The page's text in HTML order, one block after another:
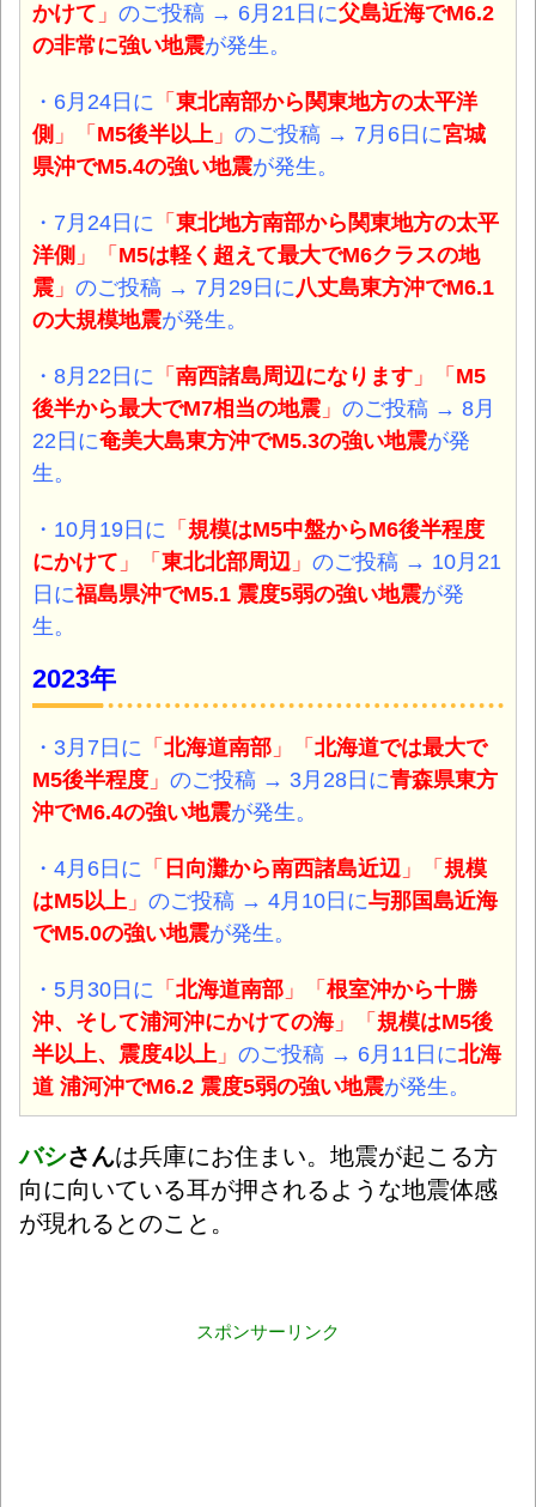
かけて 」 のご投稿 → 6月21日に父島近海でM6.2
の非常に強い地震が発生。
・6月24日に 「 東北南部から関東地方の太平洋
側 」「 M5後半以上 」 のご投稿 → 7月6日に宮城
県沖でM5.4の強い地震が発生。
・7月24日に 「 東北地方南部から関東地方の太平
洋側 」「 M5は軽く超えて最大でM6クラスの地
震 」 のご投稿 → 7月29日に八丈島東方沖でM6.1
の大規模地震が発生。
・8月22日に 「 南西諸島周辺になります 」「 M5
後半から最大でM7相当の地震 」 のご投稿 → 8月
22日に奄美大島東方沖でM5.3の強い地震が発
生。
・10月19日に 「 規模はM5中盤からM6後半程度
にかけて 」「 東北北部周辺」 のご投稿 → 10月21
日に福島県沖でM5.1 震度5弱の強い地震が発
生。
2023年
・3月7日に 「 北海道南部 」「 北海道では最大で
M5後半程度 」 のご投稿 → 3月28日に青森県東方
沖でM6.4の強い地震が発生。
・4月6日に 「 日向灘から南西諸島近辺」「 規模
はM5以上 」 のご投稿 → 4月10日に与那国島近海
でM5.0の強い地震が発生。
・5月30日に 「 北海道南部 」「 根室沖から十勝
沖、そして浦河沖にかけての海」「 規模はM5後
半以上、震度4以上 」 のご投稿 → 6月11日に北海
道 浦河沖でM6.2 震度5弱の強い地震が発生。
バシさんは兵庫にお住まい。地震が起こる方
向に向いている耳が押されるような地震体感
が現れるとのこと。
スポンサーリンク